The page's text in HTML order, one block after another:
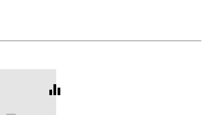
equalizer